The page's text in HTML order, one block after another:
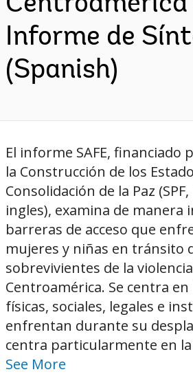
Informe de
(Spanish)
El informe SAFE, financiado
la Construcción de los
Consolidación de la Paz
ingles), examina de manera
barreras de acceso que
mujeres y niñas en tránsito
sobrevivientes de la
Centroamérica. Se centra
físicas, sociales, legales e
enfrentan durante su
centra particularmente en la
See More